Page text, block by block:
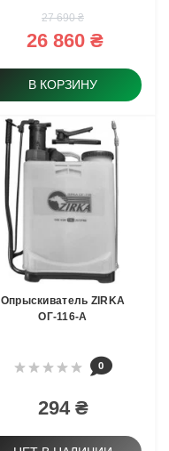
27 690 ₴
26 860 ₴
В КОРЗИНУ
Опрыскиватель ZIRKA
ОГ-116-А
0
294 ₴